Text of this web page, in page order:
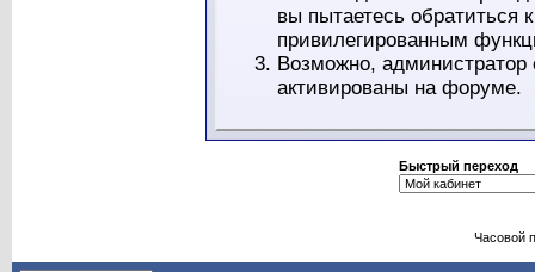
вы пытаетесь обратиться
привилегированным
Возможно,
активированы на форуме.
Быстрый переход
Часовой